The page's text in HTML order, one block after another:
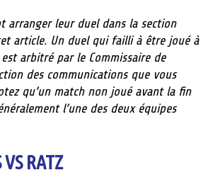
arranger leur duel dans la section
article. Un duel qui failli à être joué à
arbitré par le Commissaire de
des communications que vous
qu’un match non joué avant la fin
l’une des deux équipes
RATZ